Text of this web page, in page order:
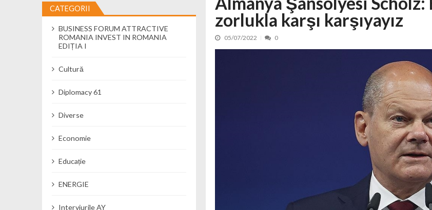
Cseke Attila: Am creat, până în prezent, peste 5.000 de noi locuri în creșe...
Încă o creșă modernă pentru Alba: 40 de locuri noi la Zlatna prin Programul... 15/07/2026
04/08/2026
04/08/2026
zorlukla karşı karşıyayız
05/07/2022 0
CATEGORII
BUSINESS FORUM ATTRACTIVE
ROMANIA INVEST IN ROMANIA
EDIȚIA I
Cultură
Diplomacy 61
Diverse
Economie
Educație
ENERGIE
Interviurile AY